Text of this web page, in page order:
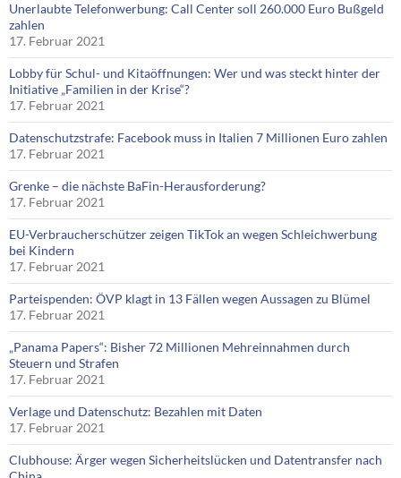
Unerlaubte Telefonwerbung: Call Center soll 260.000 Euro Bußgeld
zahlen
17. Februar 2021
Lobby für Schul- und Kitaöffnungen: Wer und was steckt hinter der
Initiative „Familien in der Krise“?
17. Februar 2021
Datenschutzstrafe: Facebook muss in Italien 7 Millionen Euro zahlen
17. Februar 2021
Grenke – die nächste BaFin-Herausforderung?
17. Februar 2021
EU-Verbraucherschützer zeigen TikTok an wegen Schleichwerbung
bei Kindern
17. Februar 2021
Parteispenden: ÖVP klagt in 13 Fällen wegen Aussagen zu Blümel
17. Februar 2021
„Panama Papers“: Bisher 72 Millionen Mehreinnahmen durch
Steuern und Strafen
17. Februar 2021
Verlage und Datenschutz: Bezahlen mit Daten
17. Februar 2021
Clubhouse: Ärger wegen Sicherheitslücken und Datentransfer nach